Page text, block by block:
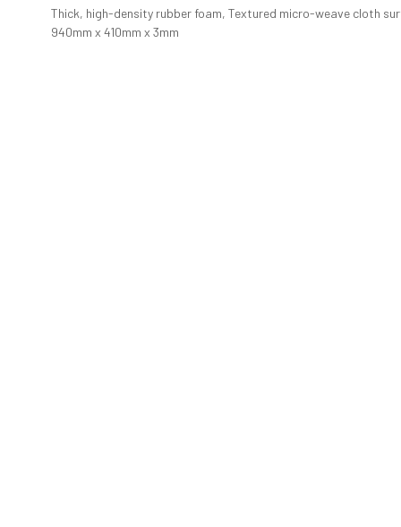
Thick, high-density rubber foam, Textured micro-weave cloth
940mm x 410mm x 3mm